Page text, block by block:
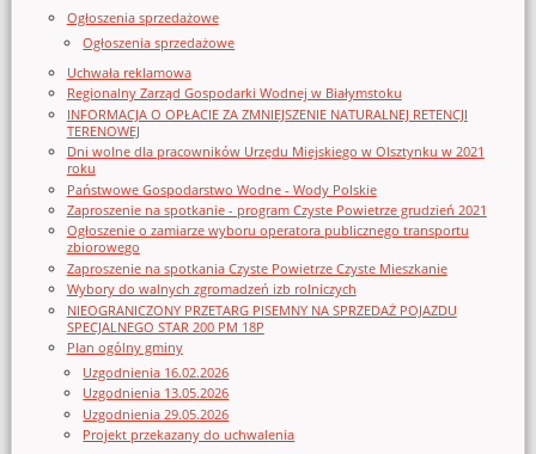
Ogłoszenia sprzedażowe
Ogłoszenia sprzedażowe
Uchwała reklamowa
Regionalny Zarząd Gospodarki Wodnej w Białymstoku
INFORMACJA O OPŁACIE ZA ZMNIEJSZENIE NATURALNEJ RETENCJI
TERENOWEJ
Dni wolne dla pracowników Urzędu Miejskiego w Olsztynku w 2021
roku
Państwowe Gospodarstwo Wodne - Wody Polskie
Zaproszenie na spotkanie - program Czyste Powietrze grudzień 2021
Ogłoszenie o zamiarze wyboru operatora publicznego transportu
zbiorowego
Zaproszenie na spotkania Czyste Powietrze Czyste Mieszkanie
Wybory do walnych zgromadzeń izb rolniczych
NIEOGRANICZONY PRZETARG PISEMNY NA SPRZEDAŻ POJAZDU
SPECJALNEGO STAR 200 PM 18P
Plan ogólny gminy
Uzgodnienia 16.02.2026
Uzgodnienia 13.05.2026
Uzgodnienia 29.05.2026
Projekt przekazany do uchwalenia